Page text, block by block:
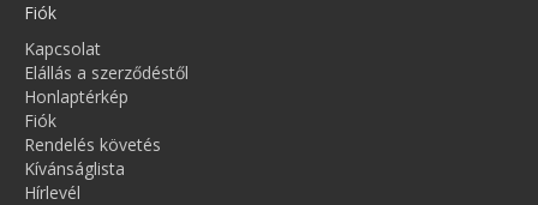
Fiók
Kapcsolat
Elállás a szerződéstől
Honlaptérkép
Fiók
Rendelés követés
Kívánságlista
Hírlevél